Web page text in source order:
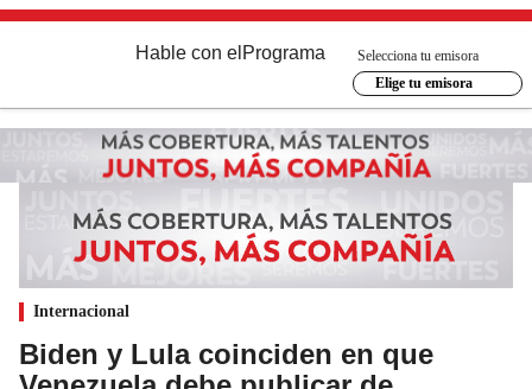
Hable con el Programa
Selecciona tu emisora
Elige tu emisora
Internacional
Biden y Lula coinciden en que